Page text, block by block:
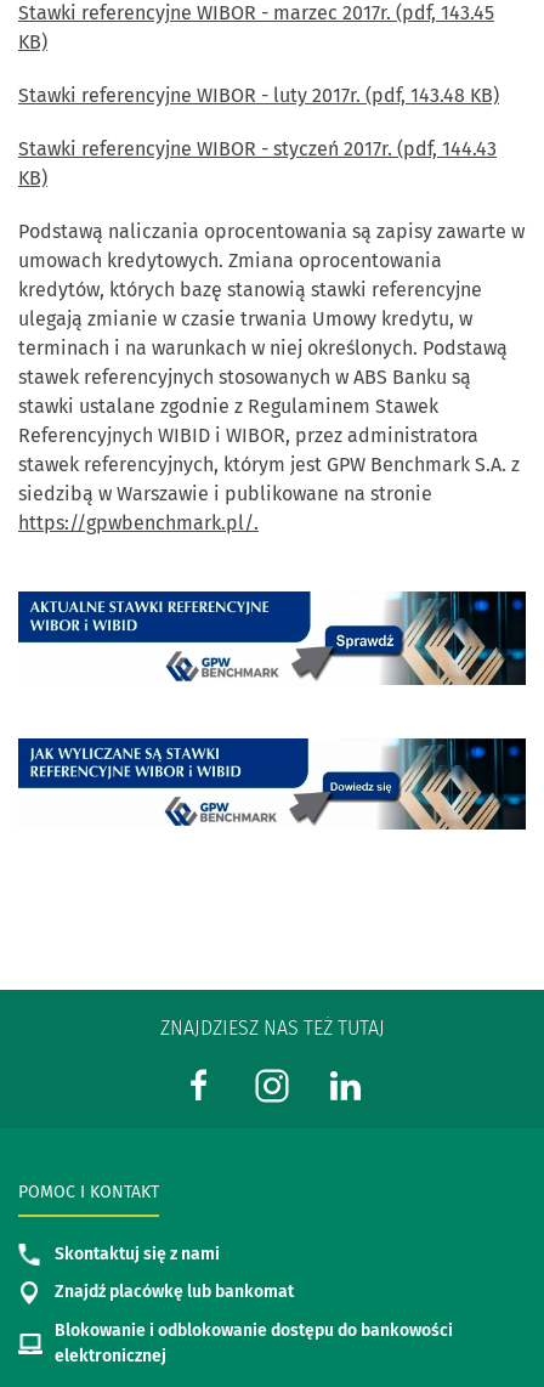
Stawki referencyjne WIBOR - marzec 2017r. (pdf, 143.45
KB)
Stawki referencyjne WIBOR - luty 2017r. (pdf, 143.48 KB)
Stawki referencyjne WIBOR - styczeń 2017r. (pdf, 144.43
KB)
Podstawą naliczania oprocentowania są zapisy zawarte w
umowach kredytowych. Zmiana oprocentowania
kredytów, których bazę stanowią stawki referencyjne
ulegają zmianie w czasie trwania Umowy kredytu, w
terminach i na warunkach w niej określonych. Podstawą
stawek referencyjnych stosowanych w ABS Banku są
stawki ustalane zgodnie z Regulaminem Stawek
Referencyjnych WIBID i WIBOR, przez administratora
stawek referencyjnych, którym jest GPW Benchmark S.A. z
siedzibą w Warszawie i publikowane na stronie
https://gpwbenchmark.pl/.
ZNAJDZIESZ NAS TEŻ TUTAJ
POMOC I KONTAKT
Skontaktuj się z nami
Znajdź placówkę lub bankomat
Blokowanie i odblokowanie dostępu do bankowości
elektronicznej